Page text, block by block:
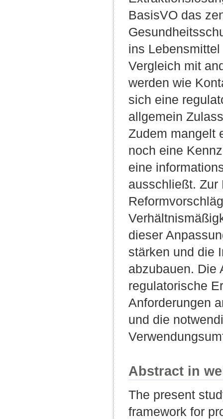
BasisVO das
ins
Vergleich mit
werden wie
sich eine
allgemein
Zudem mangelt
noch eine
eine
ausschließt. Zur
dieser
stärken und die
abzubauen. Die
regulatorische
Anforderungen
und die
Abstract in
The present
framework for